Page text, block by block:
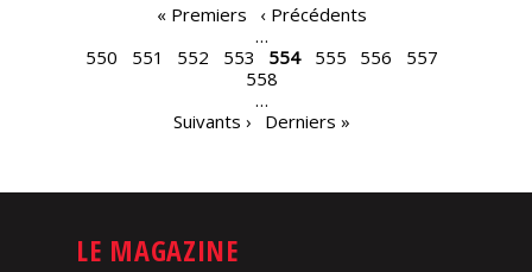
« Premiers
‹ Précédents
…
550
551 552 553 554 555 556
557
558
…
Suivants ›
Derniers »
LE MAGAZINE